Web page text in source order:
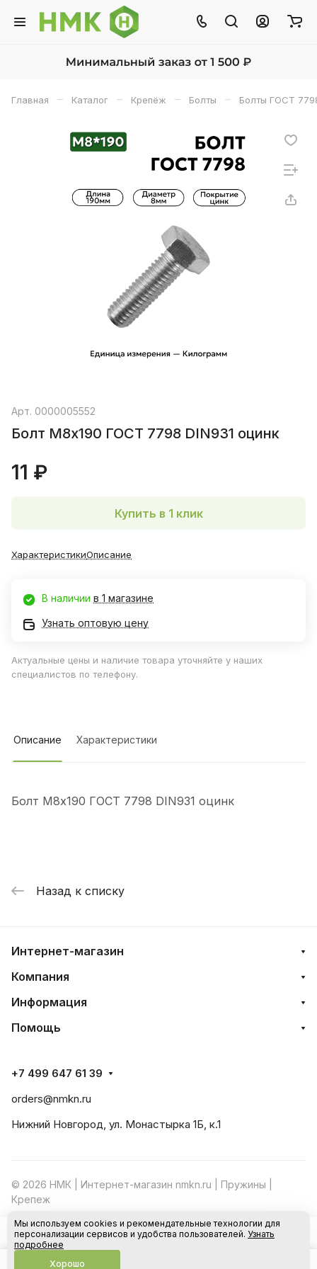
Главная – Каталог – Крепёж – Болты – Болты ГОСТ
Арт. 0000005552
Болт М8х190 ГОСТ 7798 DIN931 оцинк
11 ₽
В корзину
Купить в 1 клик
ХарактеристикиОписание
В наличии в 1 магазине
Узнать оптовую цену
Актуальные цены и наличие товара уточняйте у наших
специалистов по телефону.
Описание Характеристики
Болт М8х190 ГОСТ 7798 DIN931 оцинк
Назад к списку
Интернет-магазин
Компания
Информация
Помощь
+7 499 647 61 39
orders@nmkn.ru
Нижний Новгород, ул. Монастырка 1Б, к.1
© 2026 НМК | Интернет-магазин nmkn.ru | Пружины |
Крепеж
Конфиденциальность Оферта
Мы используем cookies и рекомендательные технологии для
персонализации сервисов и удобства пользователей. Узнать
подробнее
Хорошо